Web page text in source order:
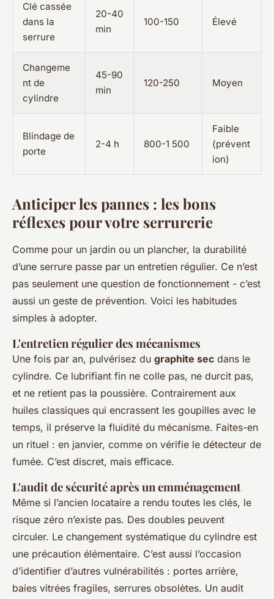
Clé cassée
dans la
serrure
20-40
min
100-150 Élevé
Changeme
nt de
cylindre
45-90
min
120-250 Moyen
Blindage de
porte
2-4 h 800-1 500
Faible
(prévent
ion)
Anticiper les pannes : les bons
réflexes pour votre serrurerie
Comme pour un jardin ou un plancher, la durabilité
d’une serrure passe par un entretien régulier. Ce n’est
pas seulement une question de fonctionnement - c’est
aussi un geste de prévention. Voici les habitudes
simples à adopter.
L'entretien régulier des mécanismes
Une fois par an, pulvérisez du graphite sec dans le
cylindre. Ce lubrifiant fin ne colle pas, ne durcit pas,
et ne retient pas la poussière. Contrairement aux
huiles classiques qui encrassent les goupilles avec le
temps, il préserve la fluidité du mécanisme. Faites-en
un rituel : en janvier, comme on vérifie le détecteur de
fumée. C’est discret, mais efficace.
L'audit de sécurité après un emménagement
Même si l’ancien locataire a rendu toutes les clés, le
risque zéro n’existe pas. Des doubles peuvent
circuler. Le changement systématique du cylindre est
une précaution élémentaire. C’est aussi l’occasion
d’identifier d’autres vulnérabilités : portes arrière,
baies vitrées fragiles, serrures obsolètes. Un audit